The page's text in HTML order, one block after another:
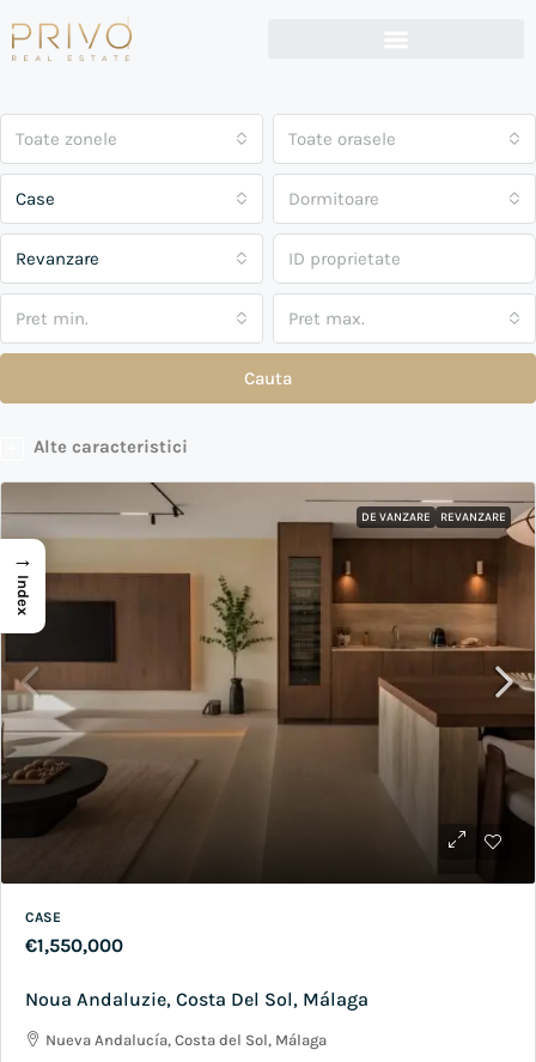
Toate zonele Toate orasele
Case Dormitoare
Revanzare
Pret min. Pret max.
Cauta
Alte caracteristici
DE VANZARE REVANZARE
CASE
€1,550,000
Noua Andaluzie, Costa Del Sol, Málaga
Nueva Andalucía, Costa del Sol, Málaga
→
Index